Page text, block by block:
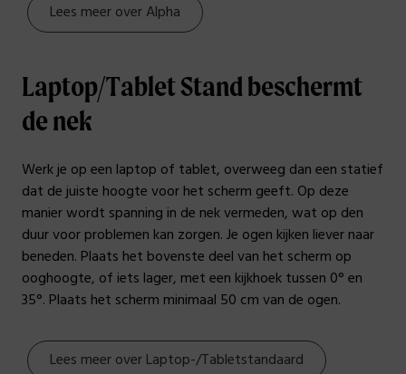
Lees meer over Alpha
Laptop/Tablet Stand beschermt
de nek
Werk je op een laptop of tablet, overweeg dan een statief
dat de juiste hoogte voor het scherm geeft. Op deze
manier wordt spanning in de nek vermeden, wat op den
duur voor problemen kan zorgen. Je ogen kijken liever naar
beneden. Plaats het bovenste deel van het scherm op
ooghoogte, of iets lager, met een kijkhoek tussen 0° en
35°. Plaats het scherm minimaal 50 cm van de ogen.
Lees meer over Laptop-/Tabletstandaard